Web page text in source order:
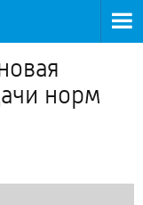
норм